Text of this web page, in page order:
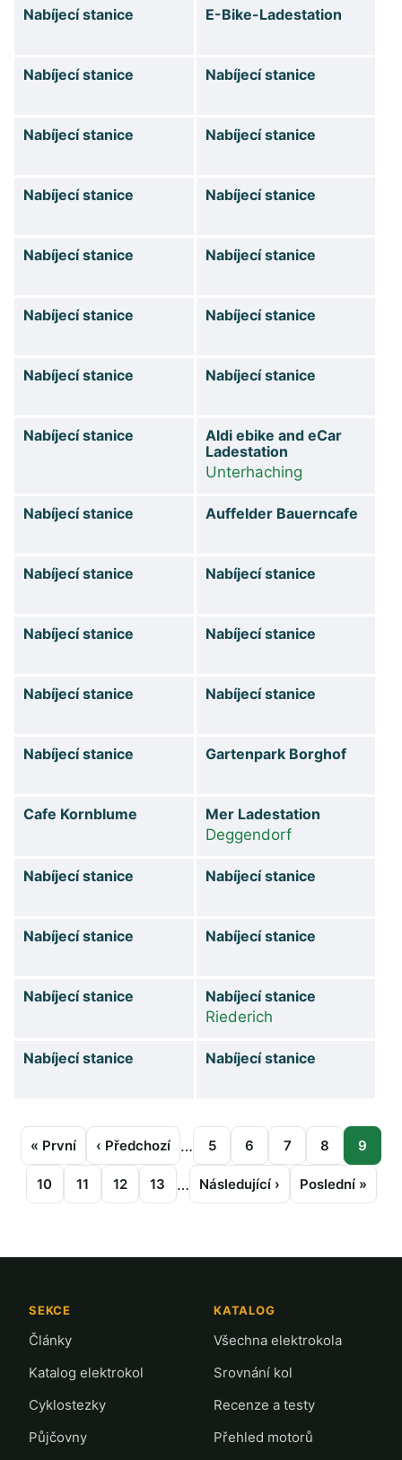
Nabíjecí stanice E-Bike-Ladestation
Nabíjecí stanice Nabíjecí stanice
Nabíjecí stanice Nabíjecí stanice
Nabíjecí stanice Nabíjecí stanice
Nabíjecí stanice Nabíjecí stanice
Nabíjecí stanice Nabíjecí stanice
Nabíjecí stanice Nabíjecí stanice
Nabíjecí stanice
Aldi ebike and eCar
Ladestation
Unterhaching
Nabíjecí stanice Auffelder Bauerncafe
Nabíjecí stanice Nabíjecí stanice
Nabíjecí stanice Nabíjecí stanice
Nabíjecí stanice Nabíjecí stanice
Nabíjecí stanice Gartenpark Borghof
Cafe Kornblume
Mer Ladestation
Deggendorf
Nabíjecí stanice Nabíjecí stanice
Nabíjecí stanice Nabíjecí stanice
Nabíjecí stanice
Nabíjecí stanice
Riederich
Nabíjecí stanice Nabíjecí stanice
Pagination
First
page
« První
Předchozí
stránka
‹ Předchozí … Stránka
5 Stránka
6 Stránka
7 Stránka
8 9
Stránka
10 Stránka
11 Stránka
12 Stránka
13 …
Následující
stránka
Následující ›
Poslední
stránka
Poslední »
SEKCE
Články
Katalog elektrokol
Cyklostezky
Půjčovny
KATALOG
Všechna elektrokola
Srovnání kol
Recenze a testy
Přehled motorů